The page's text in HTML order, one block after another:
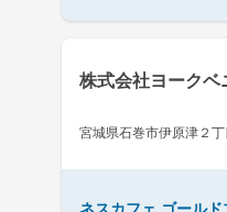
株式会社ヨーク
宮城県石巻市伊原津２丁
ネスカフェ ゴール